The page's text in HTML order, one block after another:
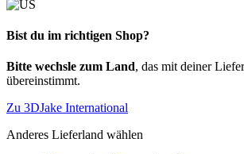
Bist du im richtigen Shop?
Bitte wechsle zum Land, das mit deiner
übereinstimmt.
Zu 3DJake International
Anderes Lieferland wählen